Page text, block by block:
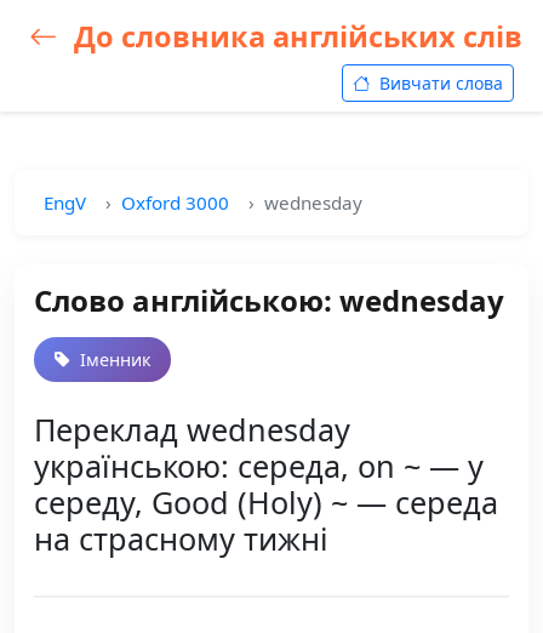
До словника англійських слів
Вивчати слова
EngV Oxford 3000 wednesday
Слово англійською: wednesday
Іменник
Переклад wednesday
українською: середа, on ~ — у
середу, Good (Holy) ~ — середа
на страсному тижні